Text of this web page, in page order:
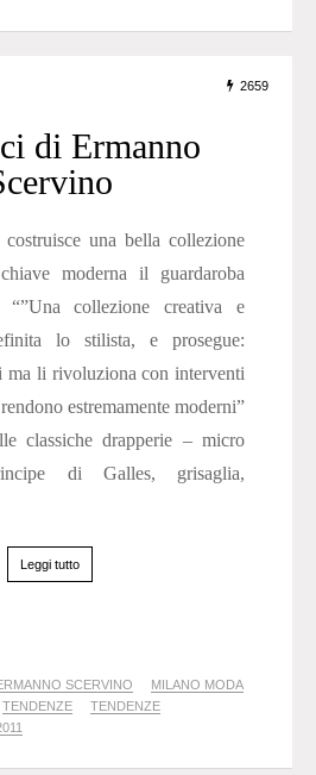
2659
di Ermanno
una bella collezione
moderna il guardaroba
“”Una collezione creativa e
lo stilista, e prosegue:
ma li rivoluziona con interventi
estremamente moderni”
classiche drapperie – micro
di Galles, grisaglia,
Leggi tutto
SCERVINO
MILANO MODA
TENDENZE
TENDENZE